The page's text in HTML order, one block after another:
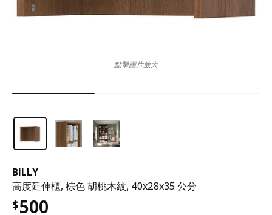
BILLY
高度延伸櫃, 棕色 胡桃木紋, 40x28x35 公分
$500
點擊圖片放大